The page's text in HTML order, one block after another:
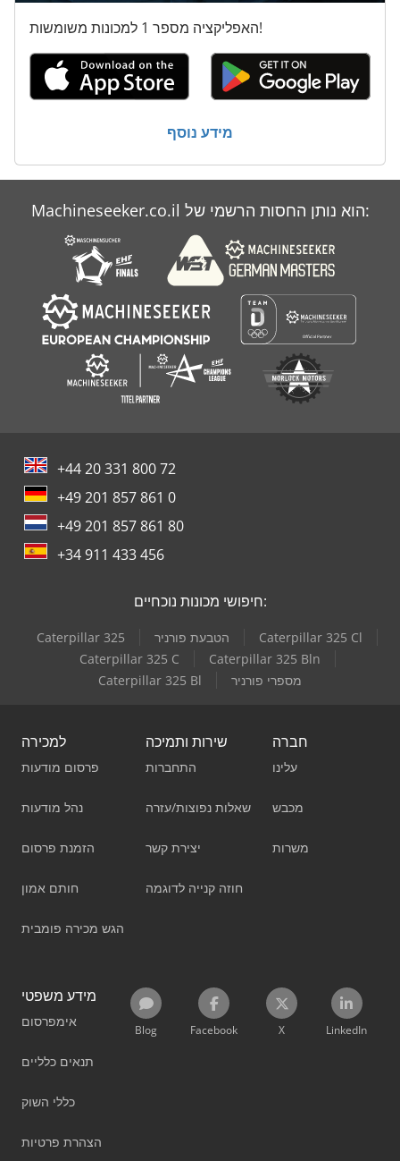
קנה מידה של המנוף
האפליקציה מספר 1 למכונות משומשות!
מידע נוסף
Machineseeker.co.il הוא נותן החסות הרשמי של:
+44 20 331 800 72
+49 201 857 861 0
+49 201 857 861 80
+34 911 433 456
חיפושי מכונות נוכחיים:
Caterpillar 325 הטבעת פורניר
Caterpillar 325 Cl
Caterpillar 325 C
Caterpillar 325 Bln
Caterpillar 325 Bl
מספרי פורניר
למכירה
פרסום מודעות
נהל מודעות
הזמנת פרסום
חותם אמון
הגש מכירה פומבית
שירות ותמיכה
התחברות
שאלות נפוצות/עזרה
יצירת קשר
חוזה קנייה לדוגמה
חברה
עלינו
מכבש
משרות
מידע משפטי
אימפרסום
תנאים כלליים
כללי השוק
הצהרת פרטיות
Blog Facebook X LinkedIn